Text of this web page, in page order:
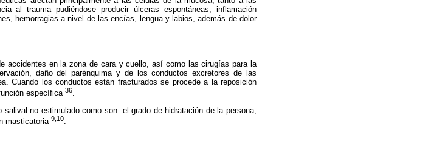
al trauma pudiéndose producir úlceras espontáneas, inflamación
hemorragias a nivel de las encías, lengua y labios, además de dolor
accidentes en la zona de cara y cuello, así como las cirugías para la
daño del parénquima y de los conductos excretores de las
Cuando los conductos están fracturados se procede a la reposición
específica 36.
no estimulado como son: el grado de hidratación de la persona,
masticatoria 9,10